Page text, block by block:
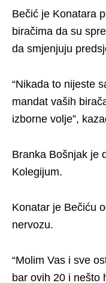
Bečić je Konatara
biračima da su
da smjenjuju
“Nikada to nijeste
mandat vaših
izborne volje”,
Branka Bošnjak je
Kolegijum.
Konatar je Bečiću
nervozu.
“Molim Vas i sve
bar ovih 20 i nešto